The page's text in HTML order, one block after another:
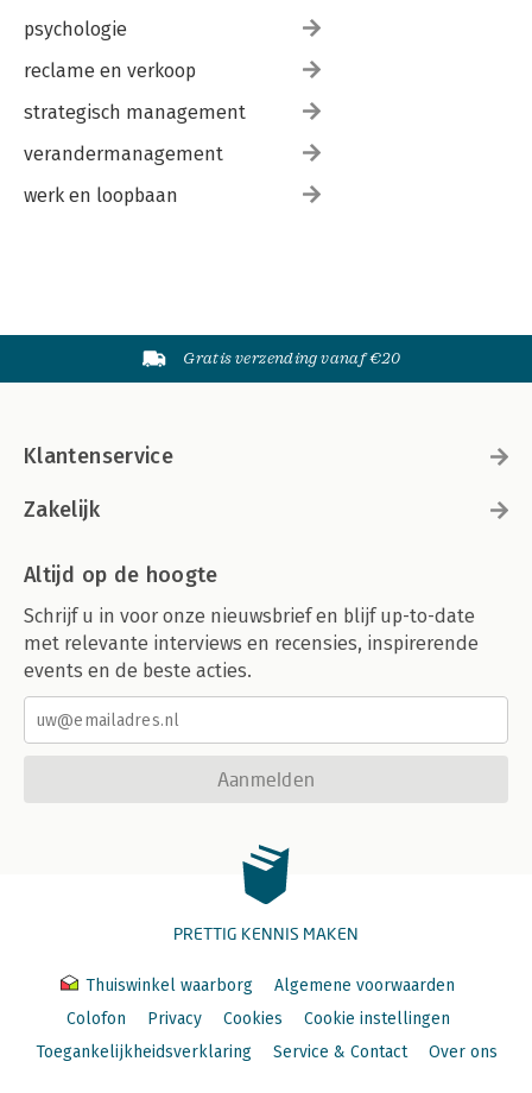
psychologie
reclame en verkoop
strategisch management
verandermanagement
werk en loopbaan
Gratis verzending vanaf €20
Klantenservice
Zakelijk
Altijd op de hoogte
Schrijf u in voor onze nieuwsbrief en blijf up-to-date
met relevante interviews en recensies, inspirerende
events en de beste acties.
Aanmelden
PRETTIG KENNIS MAKEN
Thuiswinkel waarborg
Algemene voorwaarden
Colofon
Privacy Cookies
Cookie instellingen
Toegankelijkheidsverklaring
Service & Contact Over ons